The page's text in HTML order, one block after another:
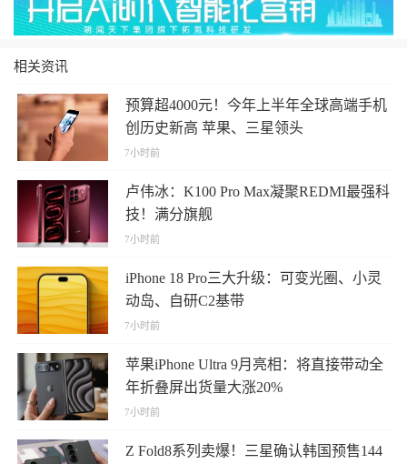
相关资讯
预算超4000元！今年上半年全球高端手机
创历史新高 苹果、三星领头
7小时前
卢伟冰：K100 Pro Max凝聚REDMI最强科
技！满分旗舰
7小时前
iPhone 18 Pro三大升级：可变光圈、小灵
动岛、自研C2基带
7小时前
苹果iPhone Ultra 9月亮相：将直接带动全
年折叠屏出货量大涨20%
7小时前
Z Fold8系列卖爆！三星确认韩国预售144